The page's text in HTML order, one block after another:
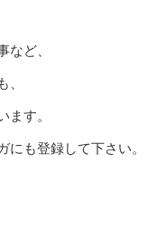
など、
、
ます。
にも登録して下さい。